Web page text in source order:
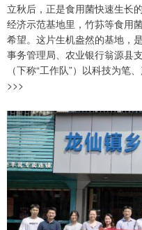
立秋后，正是食用菌快速生长
经济示范基地里，竹荪等食用
希望。这片生机盎然的基地，
事务管理局、农业银行翁源县
（下称“工作队”）以科技为笔
>>>